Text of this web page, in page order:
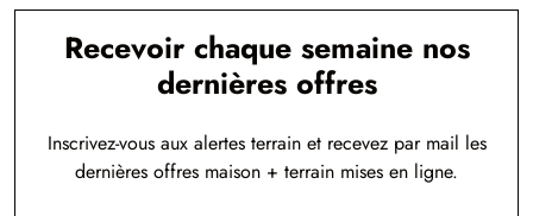
Recevoir chaque semaine nos
dernières offres
Inscrivez-vous aux alertes terrain et recevez par mail les
dernières offres maison + terrain mises en ligne.